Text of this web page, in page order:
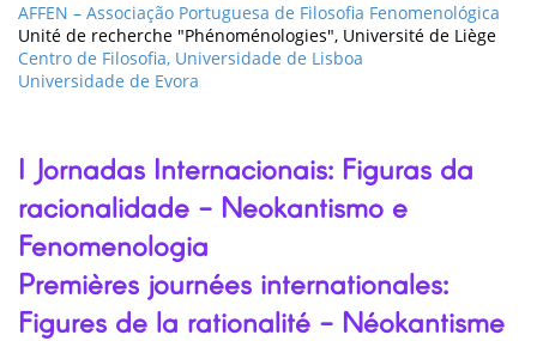
AFFEN – Associação Portuguesa de Filosofia Fenomenológica
Unité de recherche "Phénoménologies", Université de Liège
Centro de Filosofia, Universidade de Lisboa
Universidade de Evora
I Jornadas Internacionais: Figuras da
racionalidade - Neokantismo e
Fenomenologia
Premières journées internationales:
Figures de la rationalité - Néokantisme